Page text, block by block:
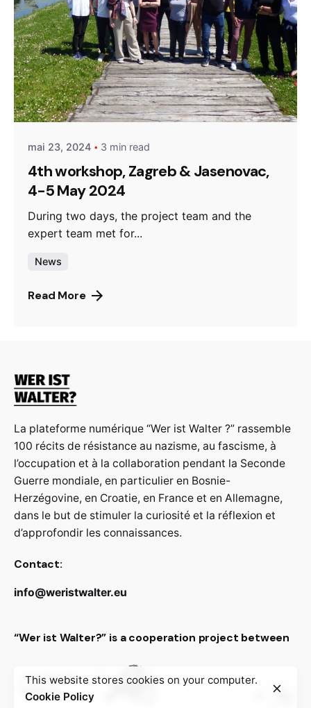
Posted by
admin
mai 23, 2024 3 min read
4th workshop, Zagreb & Jasenovac,
4-5 May 2024
During two days, the project team and the
expert team met for...
News
Read More
La plateforme numérique “Wer ist Walter ?” rassemble
100 récits de résistance au nazisme, au fascisme, à
l’occupation et à la collaboration pendant la Seconde
Guerre mondiale, en particulier en Bosnie-
Herzégovine, en Croatie, en France et en Allemagne,
dans le but de stimuler la curiosité et la réflexion et
d’approfondir les connaissances.
Contact:
info@weristwalter.eu
“Wer ist Walter?” is a cooperation project between
This website stores cookies on your computer.
Cookie Policy